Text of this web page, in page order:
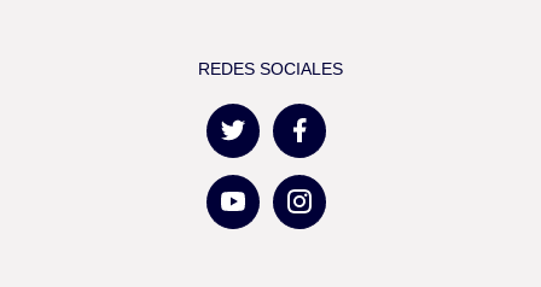
REDES SOCIALES